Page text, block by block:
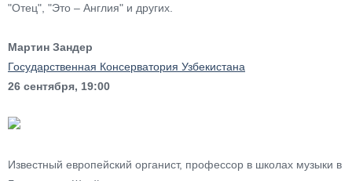
"Отец", "Это – Англия" и других.
Мартин Зандер
Государственная Консерватория Узбекистана
26 сентября, 19:00
Известный европейский органист, профессор в школах музыки в